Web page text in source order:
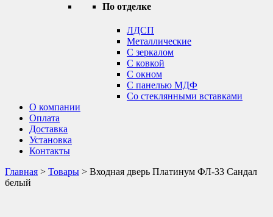
По отделке
ЛДСП
Металлические
С зеркалом
С ковкой
С окном
С панелью МДФ
Со стеклянными вставками
О компании
Оплата
Доставка
Установка
Контакты
Главная > Товары > Входная дверь Платинум ФЛ-33 Сандал
белый